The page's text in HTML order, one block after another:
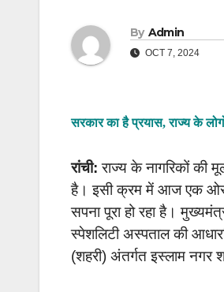
By Admin
OCT 7, 2024
सरकार का है प्रयास, राज्य के
रांची: राज्य के नागरिकों की
है। इसी क्रम में आज एक ओर
सपना पूरा हो रहा है।
स्पेशलिटी अस्पताल की
(शहरी) अंतर्गत इस्लाम नगर